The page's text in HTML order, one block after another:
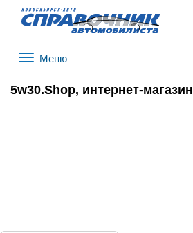
5w30.Shop, интернет-магазин